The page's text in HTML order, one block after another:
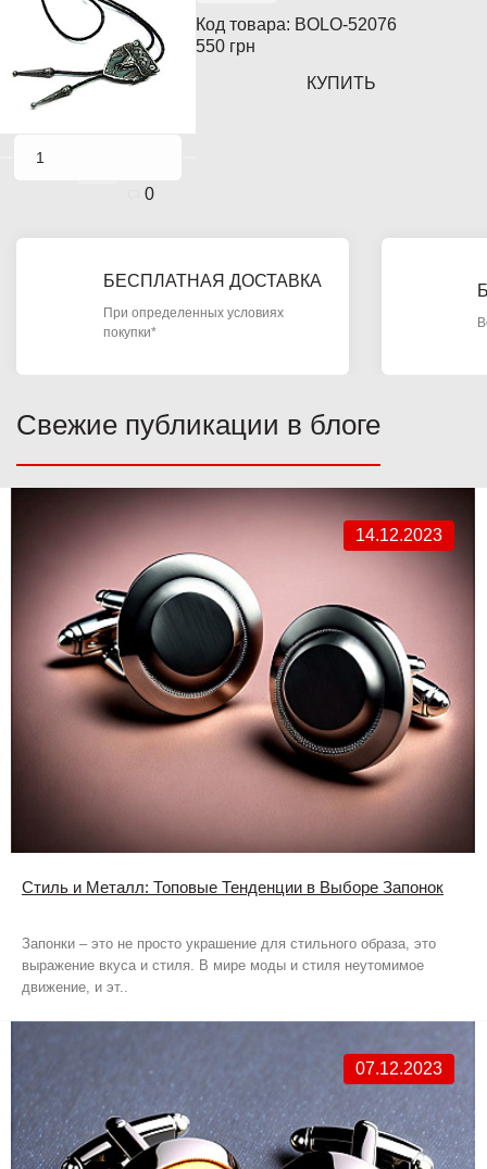
0
Код товара: BOLO-52076
550 грн
КУПИТЬ
БЕСПЛАТНАЯ ДОСТАВКА
При определенных условиях
покупки*
Свежие публикации в блоге
14.12.2023
Стиль и Металл: Топовые Тенденции в Выборе Запонок
Запонки – это не просто украшение для стильного образа, это
выражение вкуса и стиля. В мире моды и стиля неутомимое
движение, и эт..
07.12.2023